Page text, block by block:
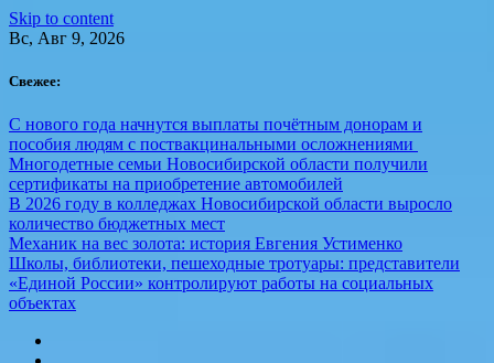
Skip to content
Вс, Авг 9, 2026
Свежее:
С нового года начнутся выплаты почётным донорам и
пособия людям с поствакцинальными осложнениями
Многодетные семьи Новосибирской области получили
сертификаты на приобретение автомобилей
В 2026 году в колледжах Новосибирской области выросло
количество бюджетных мест
Механик на вес золота: история Евгения Устименко
Школы, библиотеки, пешеходные тротуары: представители
«Единой России» контролируют работы на социальных
объектах